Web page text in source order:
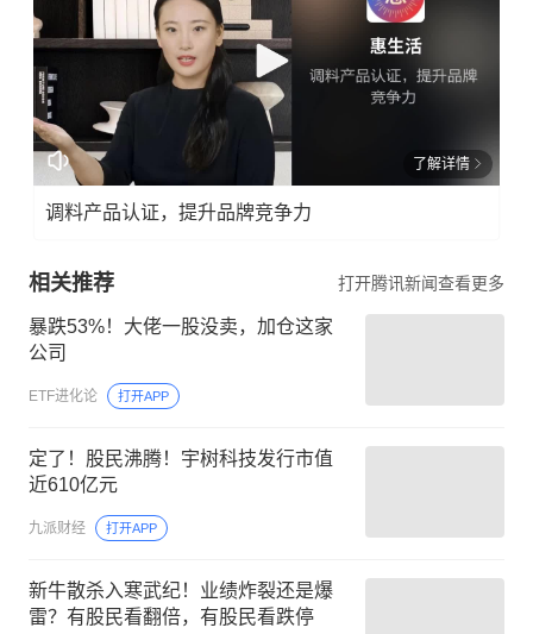
了解详情
调料产品认证，提升品牌竞争力
相关推荐 打开腾讯新闻查看更多
暴跌53%！大佬一股没卖，加仓这家
公司
ETF进化论 打开APP
定了！股民沸腾！宇树科技发行市值
近610亿元
九派财经 打开APP
新牛散杀入寒武纪！业绩炸裂还是爆
雷？有股民看翻倍，有股民看跌停